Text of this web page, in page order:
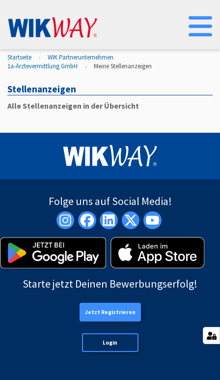
Startseite
WIK Partnerunternehmen
1a-Ärztevermittlung GmbH
Meine Stellenanzeigen
Stellenanzeigen
Alle Stellenanzeigen in der Übersicht
Folge uns auf Social Media!
Starte jetzt Deinen Bewerbungserfolg!
Jetzt Registrieren
Login